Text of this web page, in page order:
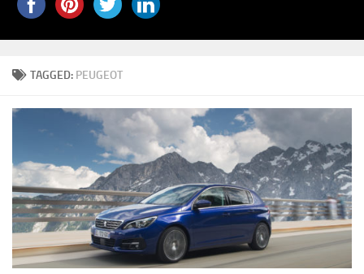
TAGGED: PEUGEOT